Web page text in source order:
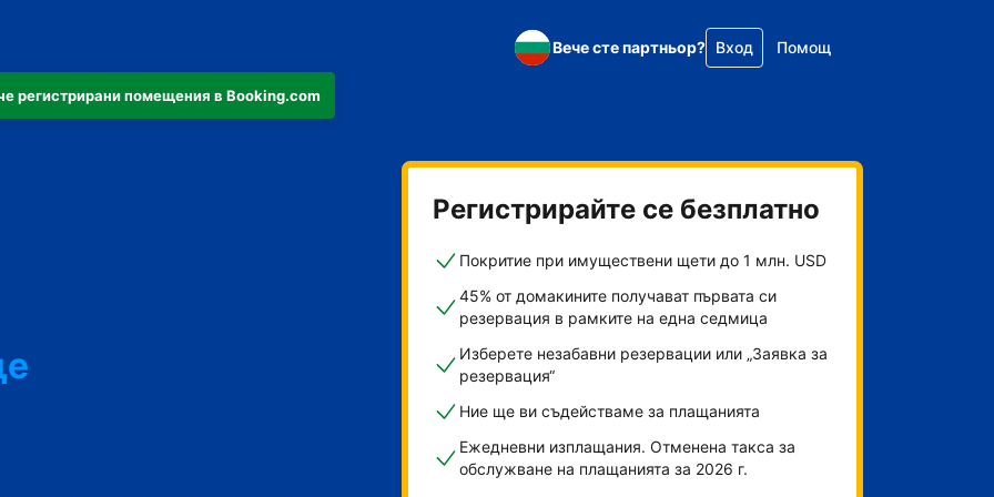
регистрирани помещения в Booking.com
Вече сте партньор? Вход Помощ
Регистрирайте се безплатно
Покритие при имуществени щети до 1 млн. USD
45% от домакините получават първата си
резервация в рамките на една седмица
Изберете незабавни резервации или „Заявка за
резервация“
Ние ще ви съдействаме за плащанията
Ежедневни изплащания. Отменена такса за
обслужване на плащанията за 2026 г.